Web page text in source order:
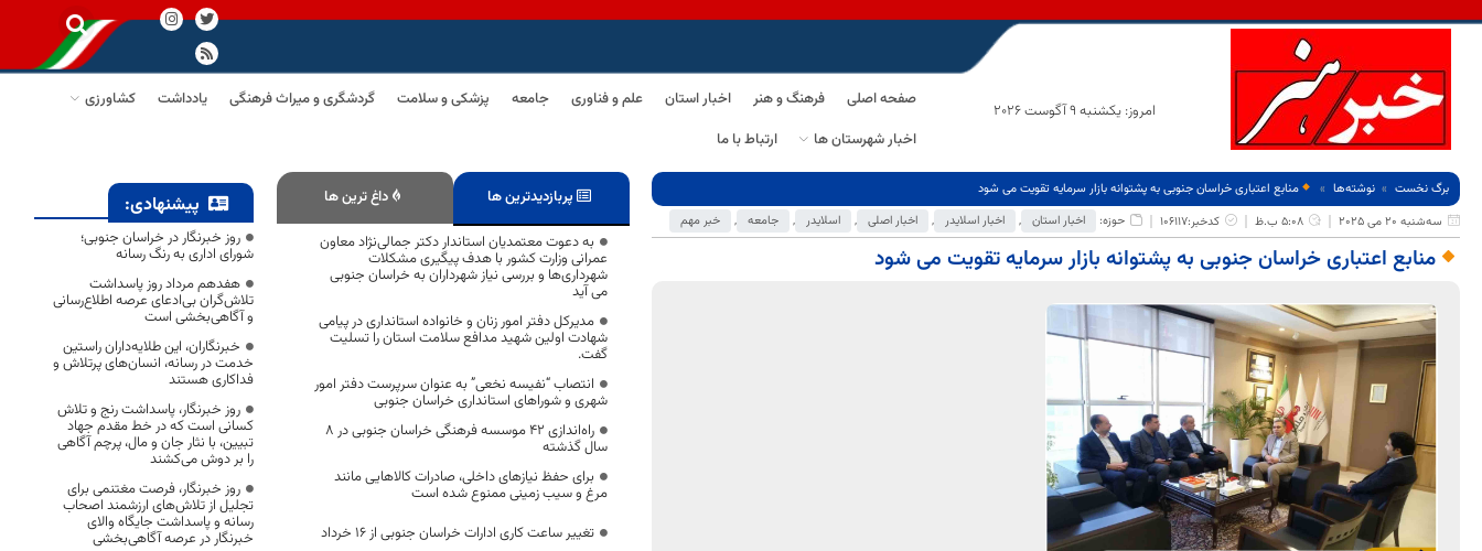
امروز: یکشنبه 9 آگوست 2026
صفحه اصلی فرهنگ و هنر اخبار استان علم و فناوری جامعه پزشکی و سلامت گردشگری و میراث فرهنگی یادداشت
کشاورزی
اخبار شهرستان ها
ارتباط با ما
برگ نخست نوشته‌ها
منابع اعتباری خراسان جنوبی به پشتوانه بازار سرمایه تقویت می شود
سه‌شنبه 20 می 2025
5:08 ب.ظ کدخبر:106117 حوزه: اخبار استان , اخبار اسلایدر , اخبار اصلی , اسلایدر , جامعه , خبر مهم
منابع اعتباری خراسان جنوبی به پشتوانه بازار سرمایه تقویت می شود
پربازدیدترین ها داغ ترین ها
به دعوت معتمدیان استاندار دکتر جمالی‌نژاد معاون
عمرانی وزارت کشور با هدف پیگیری مشکلات
شهرداری‌ها و بررسی نیاز شهرداران به خراسان جنوبی
می آید
مدیرکل دفتر امور زنان و خانواده استانداری در پیامی
شهادت اولین شهید مدافع سلامت استان را تسلیت
گفت.
انتصاب “نفیسه نخعی” به عنوان سرپرست دفتر امور
شهری و شوراهای استانداری خراسان جنوبی
راه‌اندازی ۴۲ موسسه فرهنگی خراسان جنوبی در ۸
سال گذشته
برای حفظ نیازهای داخلی، صادرات کالاهایی مانند
مرغ و سیب زمینی ممنوع شده است
تغییر ساعت کاری ادارات خراسان جنوبی از ۱۶ خرداد
پیشنهادی:
روز خبرنگار در خراسان جنوبی؛
شورای اداری به رنگ رسانه
هفدهم مرداد روز پاسداشت
تلاش‌گران بی‌ادعای عرصه اطلاع‌رسانی
و آگاهی‌بخشی است
خبرنگاران، این طلایه‌داران راستین
خدمت در رسانه، انسان‌های پرتلاش و
فداکاری هستند
روز خبرنگار، پاسداشت رنج و تلاش
کسانی است که در خط مقدم جهاد
تبیین، با نثار جان و مال، پرچم آگاهی
را بر دوش می‌کشند
روز خبرنگار، فرصت مغتنمی برای
تجلیل از تلاش‌های ارزشمند اصحاب
رسانه و پاسداشت جایگاه والای
خبرنگار در عرصه آگاهی‌بخشی